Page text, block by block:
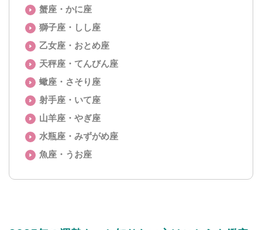
蟹座・かに座
獅子座・しし座
乙女座・おとめ座
天秤座・てんびん座
蠍座・さそり座
射手座・いて座
山羊座・やぎ座
水瓶座・みずがめ座
魚座・うお座